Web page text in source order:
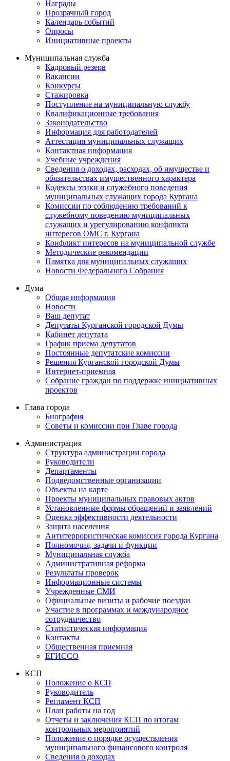
Награды
Прозрачный город
Календарь событий
Опросы
Инициативные проекты
Муниципальная служба
Кадровый резерв
Вакансии
Конкурсы
Стажировка
Поступление на муниципальную службу
Квалификационные требования
Законодательство
Информация для работодателей
Аттестация муниципальных служащих
Контактная информация
Учебные учреждения
Сведения о доходах, расходах, об имуществе и
обязательствах имущественного характера
Кодексы этики и служебного поведения
муниципальных служащих города Кургана
Комиссии по соблюдению требований к
служебному поведению муниципальных
служащих и урегулированию конфликта
интересов ОМС г. Кургана
Конфликт интересов на муниципальной службе
Методические рекомендации
Памятка для муниципальных служащих
Новости Федерального Cобрания
Дума
Общая информация
Новости
Ваш депутат
Депутаты Курганской городской Думы
Кабинет депутата
График приема депутатов
Постоянные депутатские комиссии
Решения Курганской городской Думы
Интернет-приемная
Собрание граждан по поддержке инициативных
проектов
Глава города
Биография
Советы и комиссии при Главе города
Администрация
Структура администрации города
Руководители
Департаменты
Подведомственные организации
Объекты на карте
Проекты муниципальных правовых актов
Установленные формы обращений и заявлений
Оценка эффективности деятельности
Защита населения
Антитеррористическая комиссия города Кургана
Полномочия, задачи и функции
Муниципальная служба
Административная реформа
Результаты проверок
Информационные системы
Учрежденные СМИ
Официальные визиты и рабочие поездки
Участие в программах и международное
сотрудничество
Статистическая информация
Контакты
Общественная приемная
ЕГИССО
КСП
Положение о КСП
Руководитель
Регламент КСП
План работы на год
Отчеты и заключения КСП по итогам
контрольных мероприятий
Положение о порядке осуществления
муниципального финансового контроля
Сведения о доходах